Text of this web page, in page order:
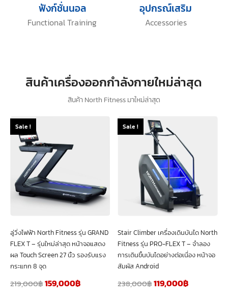
Functional Training
ฟังก์ชั่นนอล
Accessories
อุปกรณ์เสริม
สินค้า North Fitness มาใหม่ล่าสุด
สินค้าเครื่องออกกำลังกายใหม่ล่าสุด
Sale !
ลู่วิ่งไฟฟ้า North Fitness รุ่น GRAND
FLEX T – รุ่นใหม่ล่าสุด หน้าจอแสดง
ผล Touch Screen 27 นิ้ว รองรับแรง
กระแทก 8 จุด
219,000฿159,000฿
Sale !
Stair Climber เครื่องเดินบันได North
Fitness รุ่น PRO-FLEX T – จำลอง
การเดินขึ้นบันไดอย่างต่อเนื่อง หน้าจอ
สัมผัส Android
238,000฿119,000฿